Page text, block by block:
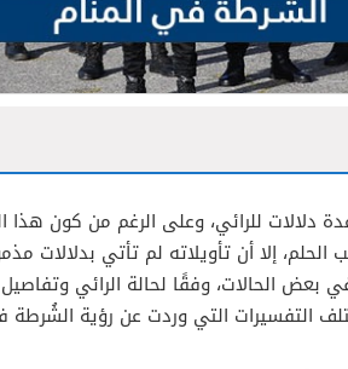
دلالات للرائي، وعلى الرغم من كون هذا
إلا أن تأويلاته لم تأتي بدلالات
بعض الحالات، وفقًا لحالة الرائي
التفسيرات التي وردت عن رؤية الشُرطة